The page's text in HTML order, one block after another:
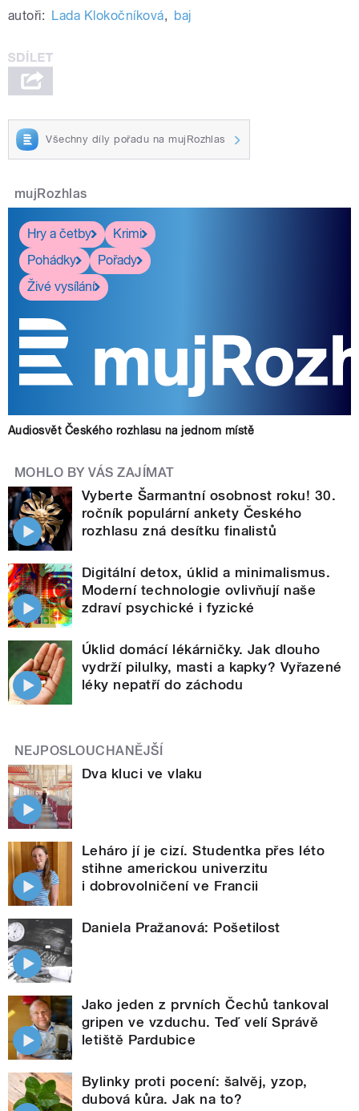
autoři: Lada Klokočníková, baj
Všechny díly pořadu na mujRozhlas
mujRozhlas
Hry a četby
Krimi
Pohádky
Pořady
Živé vysílání
Audiosvět Českého rozhlasu na jednom místě
MOHLO BY VÁS ZAJÍMAT
Vyberte Šarmantní osobnost roku! 30.
ročník populární ankety Českého
rozhlasu zná desítku finalistů
Digitální detox, úklid a minimalismus.
Moderní technologie ovlivňují naše
zdraví psychické i fyzické
Úklid domácí lékárničky. Jak dlouho
vydrží pilulky, masti a kapky? Vyřazené
léky nepatří do záchodu
NEJPOSLOUCHANĚJŠÍ
Dva kluci ve vlaku
Leháro jí je cizí. Studentka přes léto
stihne americkou univerzitu
i dobrovolničení ve Francii
Daniela Pražanová: Pošetilost
Jako jeden z prvních Čechů tankoval
gripen ve vzduchu. Teď velí Správě
letiště Pardubice
Bylinky proti pocení: šalvěj, yzop,
dubová kůra. Jak na to?